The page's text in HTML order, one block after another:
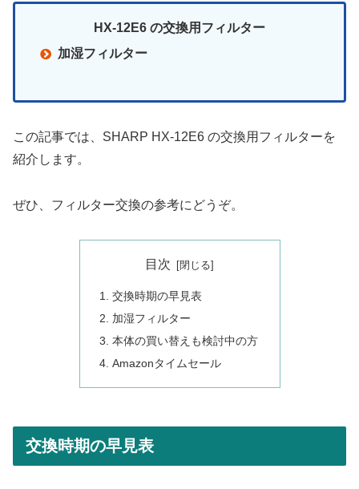
HX-12E6 の交換用フィルター
加湿フィルター
この記事では、SHARP HX-12E6 の交換用フィルターを
紹介します。
ぜひ、フィルター交換の参考にどうぞ。
目次
交換時期の早見表
加湿フィルター
本体の買い替えも検討中の方
Amazonタイムセール
交換時期の早見表